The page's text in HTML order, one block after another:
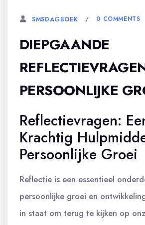
SMSDAGBOEK 0 COMMENTS
DIEPGAANDE
PERSOONLIJKE
Reflectievragen:
Krachtig
Persoonlijke Groei
Reflectie is een essentieel
persoonlijke groei en
in staat om terug te kijken op